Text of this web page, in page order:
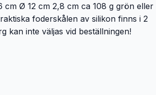
cm Ø 12 cm 2,8 cm ca 108 g grön eller
foderskålen av silikon finns i 2
kan inte väljas vid beställningen!